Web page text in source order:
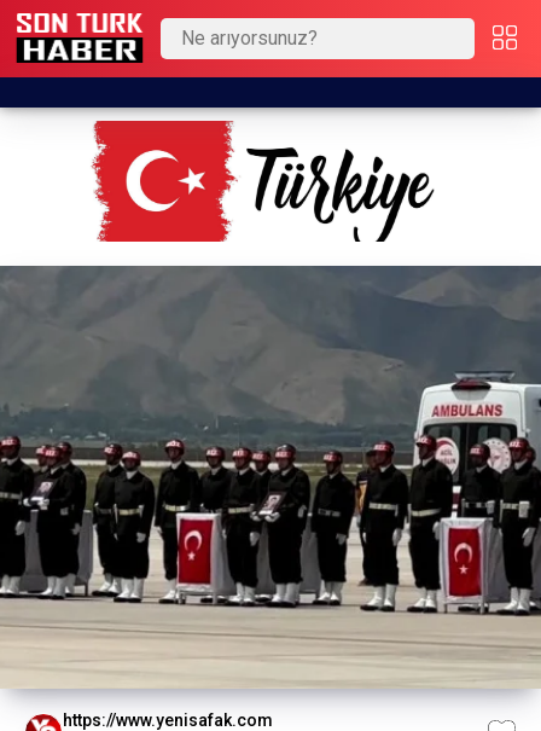
https://www.yenisafak.com